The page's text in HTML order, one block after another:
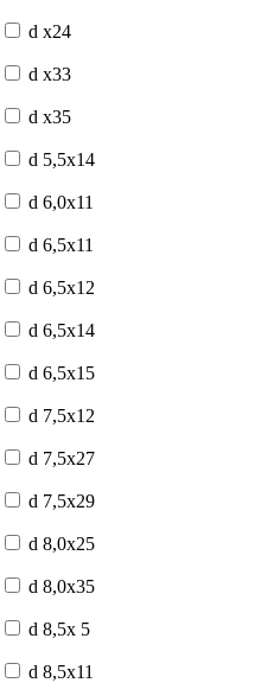
d x24
d x33
d x35
d 5,5x14
d 6,0x11
d 6,5x11
d 6,5x12
d 6,5x14
d 6,5x15
d 7,5x12
d 7,5x27
d 7,5x29
d 8,0x25
d 8,0x35
d 8,5x 5
d 8,5x11